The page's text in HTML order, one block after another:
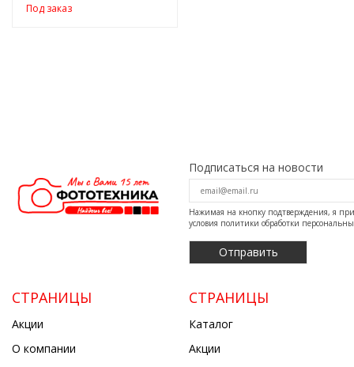
Под заказ
Подписаться на новости
Нажимая на кнопку подтверждения, я
условия политики обработки
СТРАНИЦЫ
Акции
О компании
СТРАНИЦЫ
Каталог
Акции